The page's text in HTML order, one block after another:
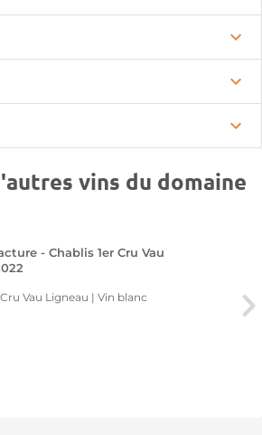
vins du domaine
- Chablis 1er Cru Vau
Vau Ligneau | Vin blanc